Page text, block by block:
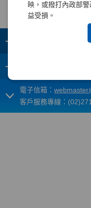
映，或撥打內政部
益受損。
+
+
電子信箱：
客戶服務專線：